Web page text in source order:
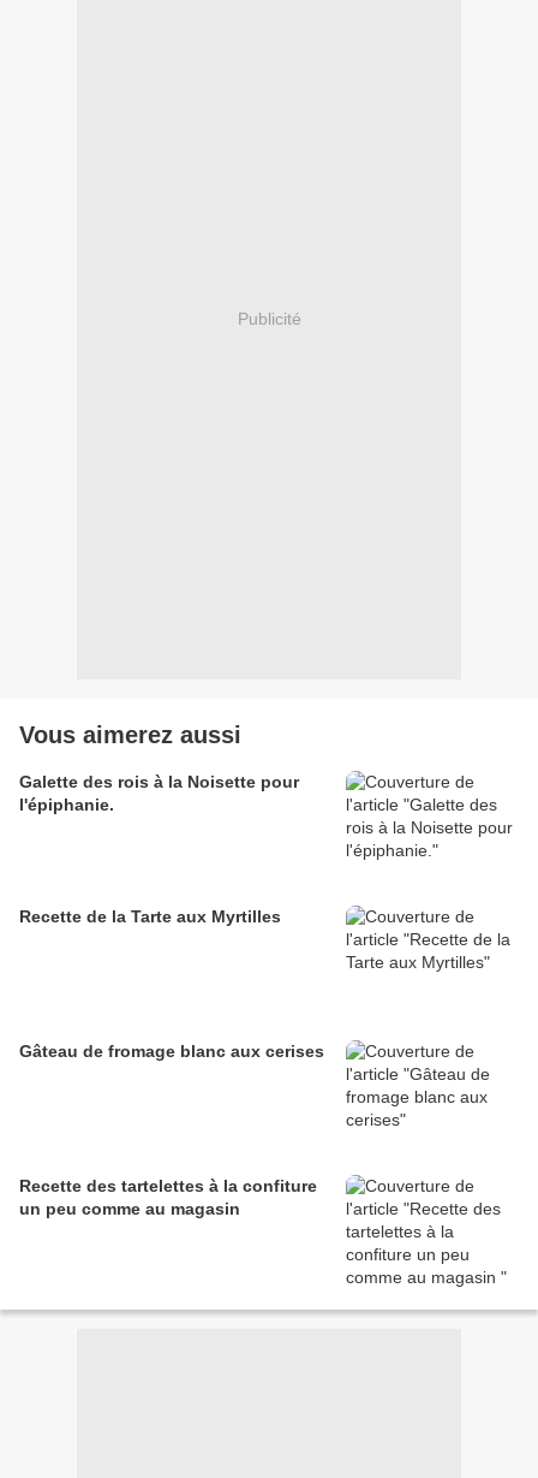
Publicité
Vous aimerez aussi
Galette des rois à la Noisette pour
l'épiphanie.
Recette de la Tarte aux Myrtilles
Gâteau de fromage blanc aux cerises
Recette des tartelettes à la confiture
un peu comme au magasin